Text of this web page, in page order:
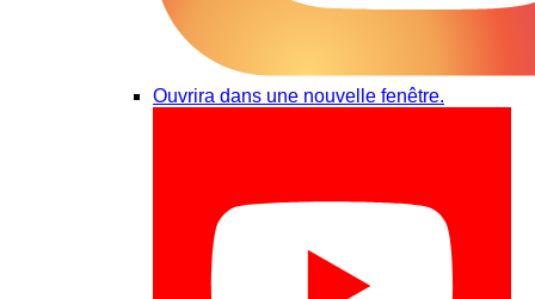
Ouvrira dans une nouvelle fenêtre.